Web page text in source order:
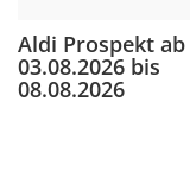
Aldi Prospekt ab
03.08.2026 bis
08.08.2026